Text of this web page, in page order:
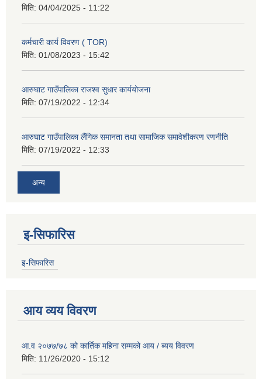
मिति: 04/04/2025 - 11:22
कर्मचारी कार्य विवरण ( TOR)
मिति: 01/08/2023 - 15:42
आरुघाट गाउँपालिका राजश्व सुधार कार्ययोजना
मिति: 07/19/2022 - 12:34
आरुघाट गाउँपालिका लैंगिक समानता तथा सामाजिक समावेशीकरण रणनीति
मिति: 07/19/2022 - 12:33
अन्य
इ-सिफारिस
इ-सिफारिस
आय व्यय विवरण
आ.व २०७७/७८ को कार्तिक महिना सम्मको आय / ब्यय विवरण
मिति: 11/26/2020 - 15:12